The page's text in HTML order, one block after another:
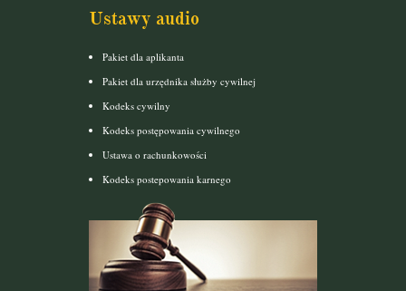
Ustawy audio
Pakiet dla aplikanta
Pakiet dla urzędnika służby cywilnej
Kodeks cywilny
Kodeks postępowania cywilnego
Ustawa o rachunkowości
Kodeks postepowania karnego